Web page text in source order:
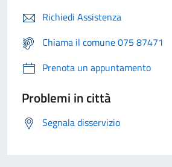
Richiedi Assistenza
Chiama il comune 075 87471
Prenota un appuntamento
Problemi in città
Segnala disservizio